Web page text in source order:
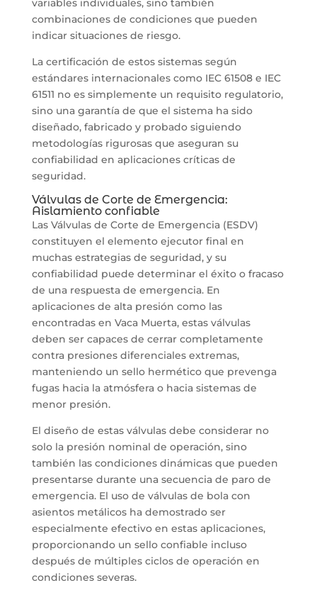
variables individuales, sino también
combinaciones de condiciones que pueden
indicar situaciones de riesgo.
La certificación de estos sistemas según
estándares internacionales como IEC 61508 e IEC
61511 no es simplemente un requisito regulatorio,
sino una garantía de que el sistema ha sido
diseñado, fabricado y probado siguiendo
metodologías rigurosas que aseguran su
confiabilidad en aplicaciones críticas de
seguridad.
Válvulas de Corte de Emergencia:
Aislamiento confiable
Las Válvulas de Corte de Emergencia (ESDV)
constituyen el elemento ejecutor final en
muchas estrategias de seguridad, y su
confiabilidad puede determinar el éxito o fracaso
de una respuesta de emergencia. En
aplicaciones de alta presión como las
encontradas en Vaca Muerta, estas válvulas
deben ser capaces de cerrar completamente
contra presiones diferenciales extremas,
manteniendo un sello hermético que prevenga
fugas hacia la atmósfera o hacia sistemas de
menor presión.
El diseño de estas válvulas debe considerar no
solo la presión nominal de operación, sino
también las condiciones dinámicas que pueden
presentarse durante una secuencia de paro de
emergencia. El uso de válvulas de bola con
asientos metálicos ha demostrado ser
especialmente efectivo en estas aplicaciones,
proporcionando un sello confiable incluso
después de múltiples ciclos de operación en
condiciones severas.